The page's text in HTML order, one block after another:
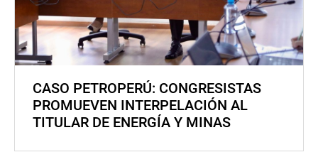
CASO PETROPERÚ: CONGRESISTAS
PROMUEVEN INTERPELACIÓN AL
TITULAR DE ENERGÍA Y MINAS